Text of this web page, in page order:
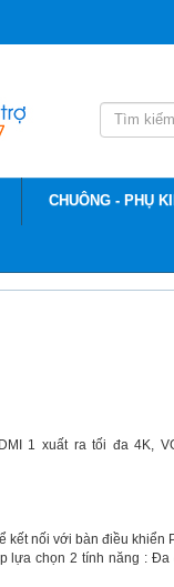
CHUÔNG - PHỤ
1 xuất ra tối đa 4K,
kết nối với bàn điều khiển
lựa chọn 2 tính năng : Đa